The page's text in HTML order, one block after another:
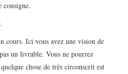
consigne.
cours. Ici vous avez une vision de
un livrable. Vous ne pourrez
chose de très circonscrit est